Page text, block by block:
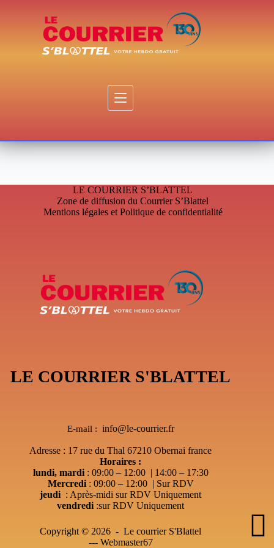
LE COURRIER S’BLATTEL
Zone de diffusion du Courrier S’Blattel
Mentions légales et Politique de confidentialité
LE COURRIER S'BLATTEL
E-mail : info@le-courrier.fr
Adresse : 17 rue du Thal 67210 Obernai france
Horaires :
lundi, mardi: 09:00 – 12:00 | 14:00 – 17:30
Mercredi: 09:00 – 12:00 | Sur RDV
jeudi : Après-midi sur RDV Uniquement
vendredi :sur RDV Uniquement
Copyright © 2026 - Le courrier S'Blattel
--- Webmaster67